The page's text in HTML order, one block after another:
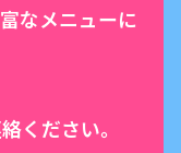
なメニューに
ください。